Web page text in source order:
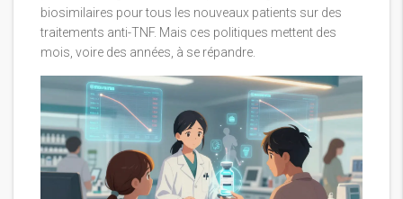
biosimilaires pour tous les nouveaux patients sur des
traitements anti-TNF. Mais ces politiques mettent des
mois, voire des années, à se répandre.